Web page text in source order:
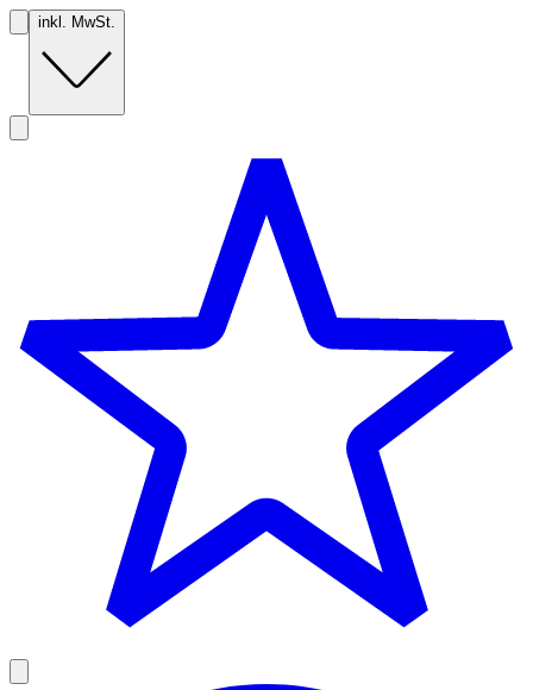
inkl. MwSt.